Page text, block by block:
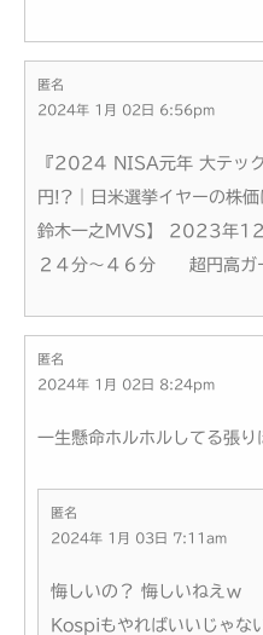
匿名
2024年 1月 02日 6:56pm
『2024 NISA元年 大テッ
円!?｜日米選挙イヤーの株
鈴木一之MVS】 2023年
２４分～４６分 超円高ガ
匿名
2024年 1月 02日 8:24pm
一生懸命ホルホルしてる張
匿名
2024年 1月 03日 7:11am
悔しいの？ 悔しいねえｗ
Kospiもやればいいじゃ